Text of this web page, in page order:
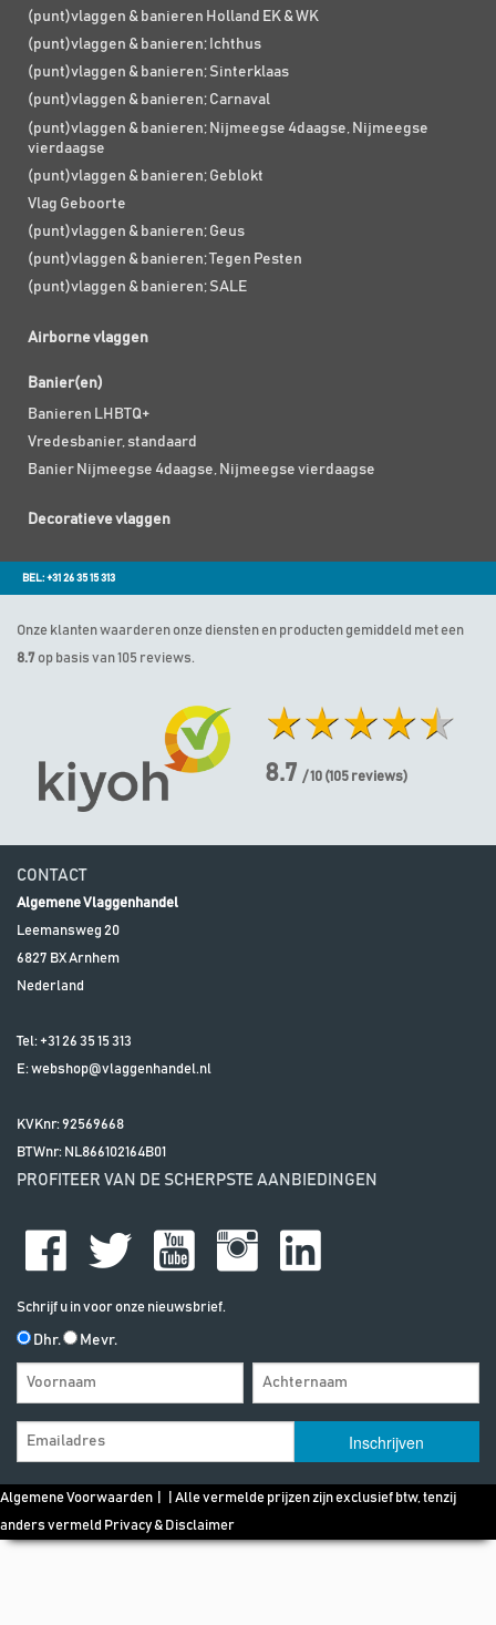
(punt)vlaggen & banieren Holland EK & WK
(punt)vlaggen & banieren; Ichthus
(punt)vlaggen & banieren; Sinterklaas
(punt)vlaggen & banieren; Carnaval
(punt)vlaggen & banieren; Nijmeegse 4daagse, Nijmeegse
vierdaagse
(punt)vlaggen & banieren; Geblokt
Vlag Geboorte
(punt)vlaggen & banieren; Geus
(punt)vlaggen & banieren; Tegen Pesten
(punt)vlaggen & banieren; SALE
Airborne vlaggen
Banier(en)
Banieren LHBTQ+
Vredesbanier, standaard
Banier Nijmeegse 4daagse, Nijmeegse vierdaagse
Decoratieve vlaggen
BEL: +31 26 35 15 313
Onze klanten waarderen onze diensten en producten gemiddeld met een
8.7 op basis van 105 reviews.
8.7 / 10 (105 reviews)
CONTACT
Algemene Vlaggenhandel
Leemansweg 20
6827 BXArnhem
Nederland
Tel: +31 26 35 15 313
E:webshop@vlaggenhandel.nl
KVKnr: 92569668
BTWnr: NL866102164B01
PROFITEER VAN DE SCHERPSTE AANBIEDINGEN
Schrijf u in voor onze nieuwsbrief.
Dhr. Mevr.
Algemene Voorwaarden | | Alle vermelde prijzen zijn exclusief btw, tenzij
anders vermeld Privacy & Disclaimer